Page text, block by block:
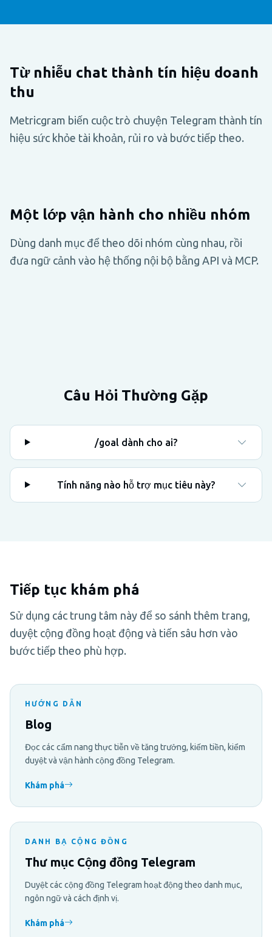
Từ nhiễu chat thành tín hiệu doanh
thu
Metricgram biến cuộc trò chuyện Telegram thành tín
hiệu sức khỏe tài khoản, rủi ro và bước tiếp theo.
Một lớp vận hành cho nhiều nhóm
Dùng danh mục để theo dõi nhóm cùng nhau, rồi
đưa ngữ cảnh vào hệ thống nội bộ bằng API và MCP.
Câu Hỏi Thường Gặp
/goal dành cho ai?
Tính năng nào hỗ trợ mục tiêu này?
Tiếp tục khám phá
Sử dụng các trung tâm này để so sánh thêm trang,
duyệt cộng đồng hoạt động và tiến sâu hơn vào
bước tiếp theo phù hợp.
HƯỚNG DẪN
Blog
Đọc các cẩm nang thực tiễn về tăng trưởng, kiếm tiền, kiểm
duyệt và vận hành cộng đồng Telegram.
Khám phá
DANH BẠ CỘNG ĐỒNG
Thư mục Cộng đồng Telegram
Duyệt các cộng đồng Telegram hoạt động theo danh mục,
ngôn ngữ và cách định vị.
Khám phá